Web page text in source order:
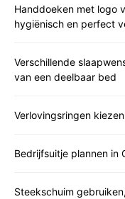
Handdoeken met logo
hygiënisch en perfect
Verschillende
van een deelbaar bed
Verlovingsringen
Bedrijfsuitje plannen in
Steekschuim